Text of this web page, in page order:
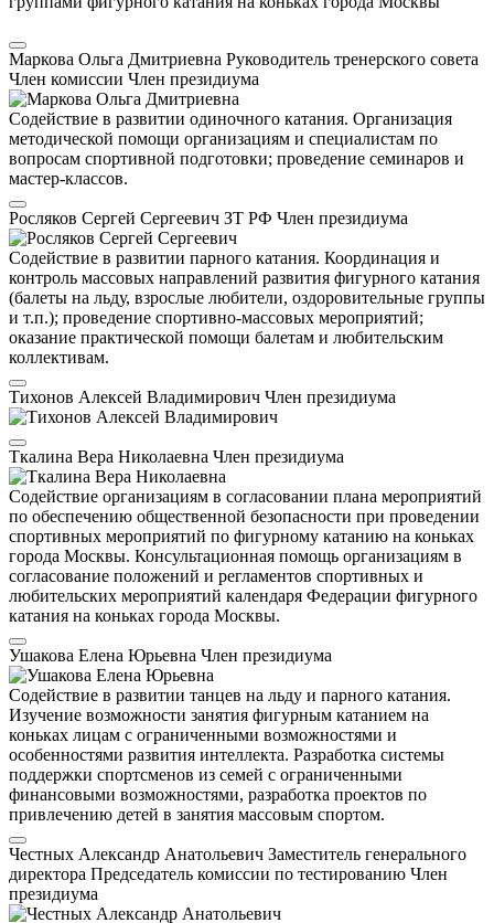
Маркова Ольга Дмитриевна Руководитель тренерского совета
Член комиссии Член президиума
Содействие в развитии одиночного катания. Организация
методической помощи организациям и специалистам по
вопросам спортивной подготовки; проведение семинаров и
мастер-классов.
Росляков Сергей Сергеевич ЗТ РФ Член президиума
Содействие в развитии парного катания. Координация и
контроль массовых направлений развития фигурного катания
(балеты на льду, взрослые любители, оздоровительные группы
и т.п.); проведение спортивно-массовых мероприятий;
оказание практической помощи балетам и любительским
коллективам.
Тихонов Алексей Владимирович Член президиума
Ткалина Вера Николаевна Член президиума
Содействие организациям в согласовании плана мероприятий
по обеспечению общественной безопасности при проведении
спортивных мероприятий по фигурному катанию на коньках
города Москвы. Консультационная помощь организациям в
согласование положений и регламентов спортивных и
любительских мероприятий календаря Федерации фигурного
катания на коньках города Москвы.
Ушакова Елена Юрьевна Член президиума
Содействие в развитии танцев на льду и парного катания.
Изучение возможности занятия фигурным катанием на
коньках лицам с ограниченными возможностями и
особенностями развития интеллекта. Разработка системы
поддержки спортсменов из семей с ограниченными
финансовыми возможностями, разработка проектов по
привлечению детей в занятия массовым спортом.
Честных Александр Анатольевич Заместитель генерального
директора Председатель комиссии по тестированию Член
президиума